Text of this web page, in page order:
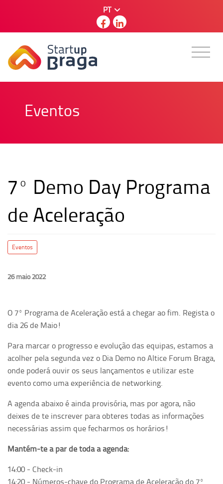
PT
Eventos
7º Demo Day Programa
de Aceleração
Eventos
26 maio 2022
O 7º Programa de Aceleração está a chegar ao fim. Regista o
dia 26 de Maio!
Para marcar o progresso e evolução das equipas, estamos a
acolher pela segunda vez o Dia Demo no Altice Forum Braga,
onde poderá ouvir os seus lançamentos e utilizar este
evento como uma experiência de networking.
A agenda abaixo é ainda provisória, mas por agora, não
deixes de te inscrever para obteres todas as informações
necessárias assim que fecharmos os horários!
Mantém-te a par de toda a agenda:
14:00 - Check-in
14:20 - Números-chave do Programa de Aceleração do 7º